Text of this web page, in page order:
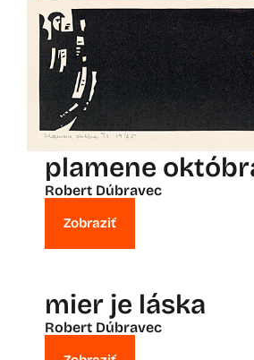
plamene
Robert Dúbravec
Zobraziť
mier je láska
Robert Dúbravec